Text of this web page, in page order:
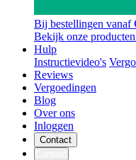
Bij bestellingen vanaf
Bekijk onze
Hulp
Instructievideo's
Reviews
Vergoedingen
Blog
Over ons
Inloggen
Contact